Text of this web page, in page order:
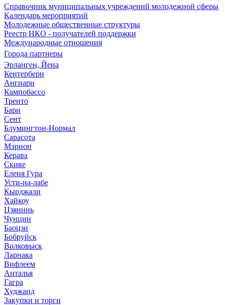
Справочник муниципальных учреждений молодежной сферы
Календарь мероприятий
Молодежные общественные структуры
Реестр НКО - получателей поддержки
Международные отношения
Города партнеры
Эрланген, Йена
Кентербери
Ангиари
Кампобассо
Тренто
Бари
Сент
Блумингтон-Нормал
Сарасота
Мэрион
Керава
Скиве
Еленя Гура
Усти-на-лабе
Кырджали
Хайкоу
Цзянинь
Чунцин
Баоцзи
Бобруйск
Волковыск
Ларнака
Вифлеем
Анталья
Гагра
Худжанд
Закупки и торги